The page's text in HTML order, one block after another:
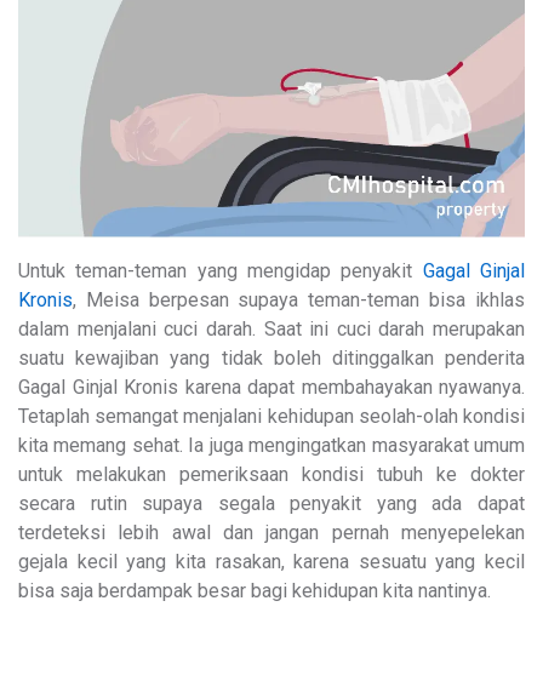
Untuk teman-teman yang mengidap penyakit Gagal Ginjal
Kronis, Meisa berpesan supaya teman-teman bisa ikhlas
dalam menjalani cuci darah. Saat ini cuci darah merupakan
suatu kewajiban yang tidak boleh ditinggalkan penderita
Gagal Ginjal Kronis karena dapat membahayakan nyawanya.
Tetaplah semangat menjalani kehidupan seolah-olah kondisi
kita memang sehat. Ia juga mengingatkan masyarakat umum
untuk melakukan pemeriksaan kondisi tubuh ke dokter
secara rutin supaya segala penyakit yang ada dapat
terdeteksi lebih awal dan jangan pernah menyepelekan
gejala kecil yang kita rasakan, karena sesuatu yang kecil
bisa saja berdampak besar bagi kehidupan kita nantinya.